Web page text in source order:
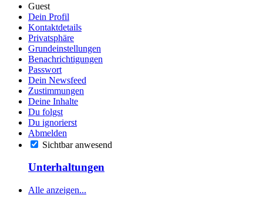
Guest
Dein Profil
Kontaktdetails
Privatsphäre
Grundeinstellungen
Benachrichtigungen
Passwort
Dein Newsfeed
Zustimmungen
Deine Inhalte
Du folgst
Du ignorierst
Abmelden
Sichtbar anwesend
Unterhaltungen
Alle anzeigen...